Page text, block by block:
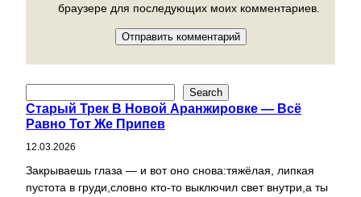
браузере для последующих моих комментариев.
о
и
с
Search
Старый Трек В Новой Аранжировке — Всё
Равно Тот Же Припев
12.03.2026
Закрываешь глаза — и вот оно снова:тяжёлая, липкая
пустота в груди,словно кто-то выключил свет внутри,а ты